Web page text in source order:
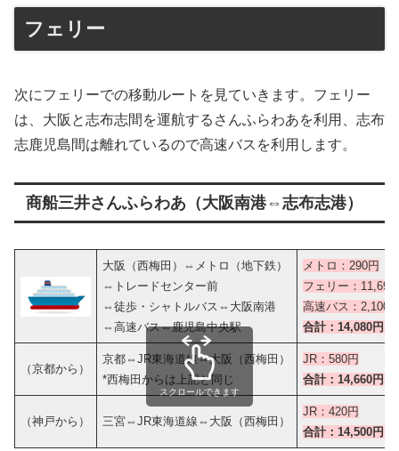
フェリー
次にフェリーでの移動ルートを見ていきます。フェリー
は、大阪と志布志間を運航するさんふらわあを利用、志布
志鹿児島間は離れているので高速バスを利用します。
商船三井さんふらわあ（大阪南港⇔志布志港）
大阪（西梅田）⇔メトロ（地下鉄）
⇔トレードセンター前
⇔徒歩・シャトルバス⇔大阪南港
⇔高速バス⇔鹿児島中央駅
メトロ：290円
フェリー：11,690
高速バス：2,100
合計：14,080円～
（京都から）
京都⇔JR東海道線⇔大阪（西梅田）
*西梅田からは上記と同じ
JR：580円
合計：14,660円
（神戸から） 三宮⇔JR東海道線⇔大阪（西梅田）
JR：420円
合計：14,500円～
スクロールできます